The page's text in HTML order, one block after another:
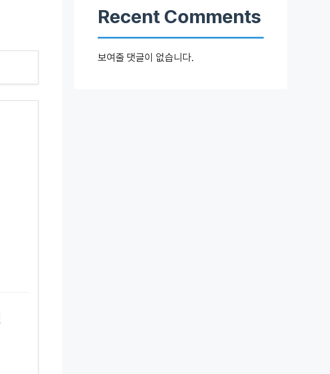
Recent Comments
보여줄 댓글이 없습니다.